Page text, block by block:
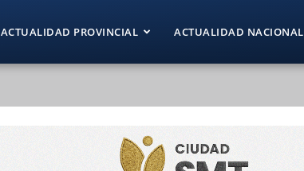
ACTUALIDAD PROVINCIAL ACTUALIDAD NACIONAL